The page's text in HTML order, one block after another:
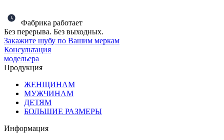
Фабрика работает
Без перерыва. Без выходных.
Закажите шубу по Вашим меркам
Консультация
модельера
Продукция
ЖЕНЩИНАМ
МУЖЧИНАМ
ДЕТЯМ
БОЛЬШИЕ РАЗМЕРЫ
Информация